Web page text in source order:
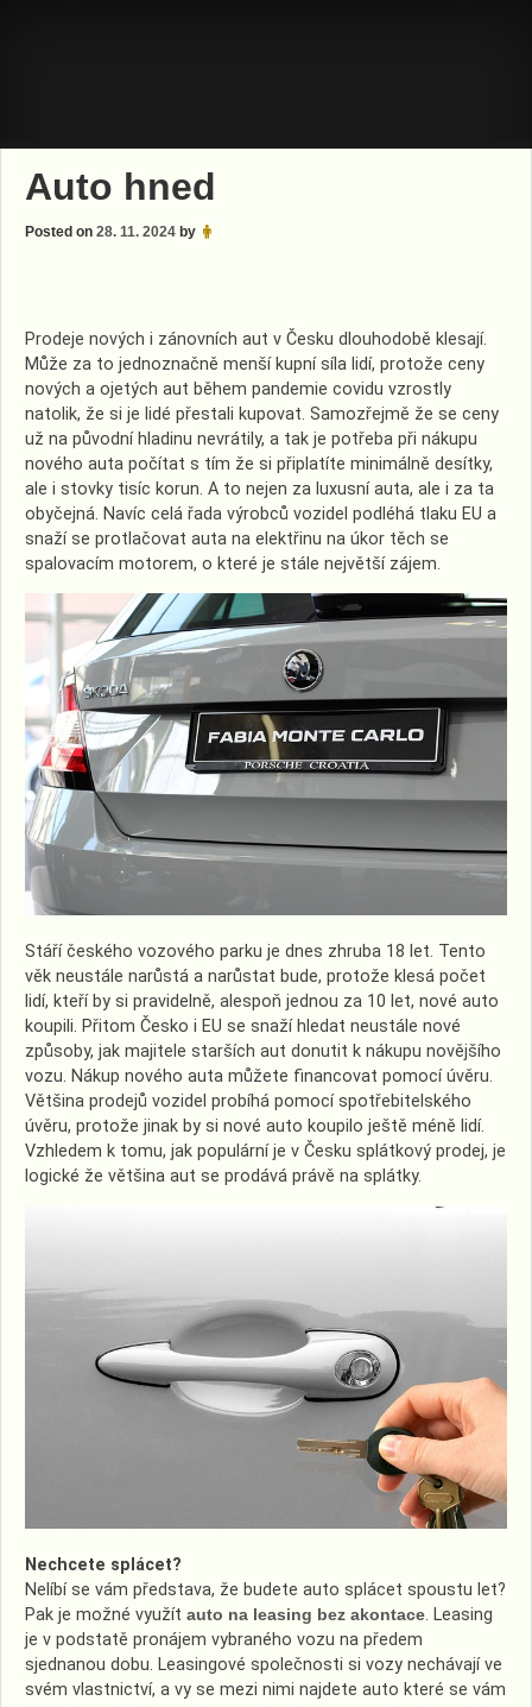
Auto hned
Posted on 28. 11. 2024 by
Prodeje nových i zánovních aut v Česku dlouhodobě klesají.
Může za to jednoznačně menší kupní síla lidí, protože ceny
nových a ojetých aut během pandemie covidu vzrostly
natolik, že si je lidé přestali kupovat. Samozřejmě že se ceny
už na původní hladinu nevrátily, a tak je potřeba při nákupu
nového auta počítat s tím že si připlatíte minimálně desítky,
ale i stovky tisíc korun. A to nejen za luxusní auta, ale i za ta
obyčejná. Navíc celá řada výrobců vozidel podléhá tlaku EU a
snaží se protlačovat auta na elektřinu na úkor těch se
spalovacím motorem, o které je stále největší zájem.
Stáří českého vozového parku je dnes zhruba 18 let. Tento
věk neustále narůstá a narůstat bude, protože klesá počet
lidí, kteří by si pravidelně, alespoň jednou za 10 let, nové auto
koupili. Přitom Česko i EU se snaží hledat neustále nové
způsoby, jak majitele starších aut donutit k nákupu novějšího
vozu. Nákup nového auta můžete financovat pomocí úvěru.
Většina prodejů vozidel probíhá pomocí spotřebitelského
úvěru, protože jinak by si nové auto koupilo ještě méně lidí.
Vzhledem k tomu, jak populární je v Česku splátkový prodej, je
logické že většina aut se prodává právě na splátky.
Nechcete splácet?
Nelíbí se vám představa, že budete auto splácet spoustu let?
Pak je možné využít auto na leasing bez akontace. Leasing
je v podstatě pronájem vybraného vozu na předem
sjednanou dobu. Leasingové společnosti si vozy nechávají ve
svém vlastnictví, a vy se mezi nimi najdete auto které se vám